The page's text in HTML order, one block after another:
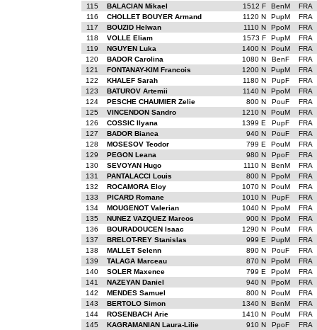
115
BALACIAN Mikael 1512 F BenM
FRA
116
CHOLLET BOUYER Armand 1120 N PupM
FRA
117
BOUZID Helwan 1110 N PpoM
FRA
118
VOLLE Eliam 1573 F PupM
FRA
119
NGUYEN Luka 1400 N PouM
FRA
120
BADOR Carolina 1080 N BenF
FRA
121
FONTANAY-KIM Francois 1200 N PupM
FRA
122
KHALEF Sarah 1180 N PupF
FRA
123
BATUROV Artemii 1140 N PpoM
FRA
124
PESCHE CHAUMIER Zelie 800 N PouF
FRA
125
VINCENDON Sandro 1210 N PouM
FRA
126
COSSIC Ilyana 1399 E PupF
FRA
127
BADOR Bianca 940 N PouF
FRA
128
MOSESOV Teodor 799 E PouM
FRA
129
PEGON Leana 980 N PpoF
FRA
130
SEVOYAN Hugo 1110 N BenM
FRA
131
PANTALACCI Louis 800 N PpoM
FRA
132
ROCAMORA Eloy 1070 N PouM
FRA
133
PICARD Romane 1010 N PupF
FRA
134
MOUGENOT Valerian 1040 N PpoM
FRA
135
NUNEZ VAZQUEZ Marcos 900 N PpoM
FRA
136
BOURADOUCEN Isaac 1290 N PouM
FRA
137
BRELOT-REY Stanislas 999 E PupM
FRA
138
MALLET Selenn 890 N PouF
FRA
139
TALAGA Marceau 870 N PpoM
FRA
140
SOLER Maxence 799 E PpoM
FRA
141
NAZEYAN Daniel 940 N PpoM
FRA
142
MENDES Samuel 800 N PouM
FRA
143
BERTOLO Simon 1340 N BenM
FRA
144
ROSENBACH Arie 1410 N PouM
FRA
145
KAGRAMANIAN Laura-Lilie 910 N PpoF FRA